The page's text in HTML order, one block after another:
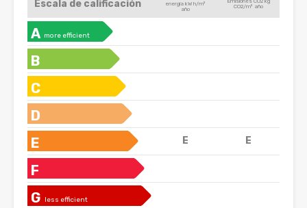
Escala de calificación
energía kW h/m²
año
CO2/m² año
A more efficient
B
C
D
E
E E
F
G less efficient